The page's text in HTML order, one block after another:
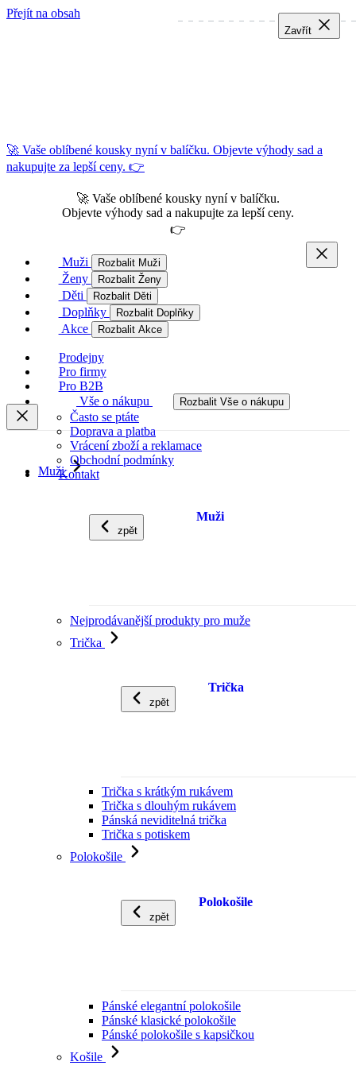
Přejít na obsah
🚀 Vaše oblíbené kousky nyní v balíčku. Objevte výhody sad a
nakupujte za lepší ceny. 👉
🚀 Vaše oblíbené kousky nyní v balíčku.
Objevte výhody sad a nakupujte za lepší ceny.
👉
Muži Rozbalit Muži
Ženy Rozbalit Ženy
Děti Rozbalit Děti
Doplňky Rozbalit Doplňky
Akce Rozbalit Akce
Prodejny
Pro firmy
Pro B2B
Vše o nákupu
Rozbalit Vše o nákupu
Často se ptáte
Doprava a platba
Vrácení zboží a reklamace
Obchodní podmínky
Kontakt
Muži
zpět
Muži
Nejprodávanější produkty pro muže
Trička
zpět
Trička
Trička s krátkým rukávem
Trička s dlouhým rukávem
Pánská neviditelná trička
Trička s potiskem
Polokošile
zpět
Polokošile
Pánské elegantní polokošile
Pánské klasické polokošile
Pánské polokošile s kapsičkou
Košile
Zavřít
Zavřít
Zavřít